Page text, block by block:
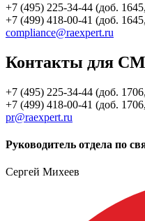
+7 (495) 225-34-44 (доб.
+7 (499) 418-00-41 (доб.
compliance@raexpert.ru
Контакты для
+7 (495) 225-34-44 (доб.
+7 (499) 418-00-41 (доб.
pr@raexpert.ru
Руководитель отдела по
Сергей Михеев